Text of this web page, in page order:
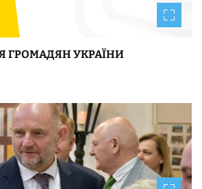
ГРОМАДЯН УКРАЇНИ